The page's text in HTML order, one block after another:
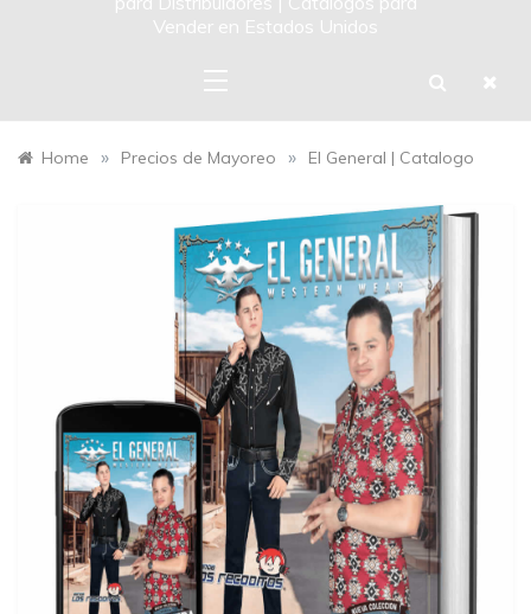
Vender en Estados Unidos
Home » Precios de Mayoreo » El General | Catalogo